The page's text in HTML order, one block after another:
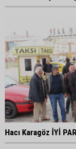
Hacı Karagöz İYİ